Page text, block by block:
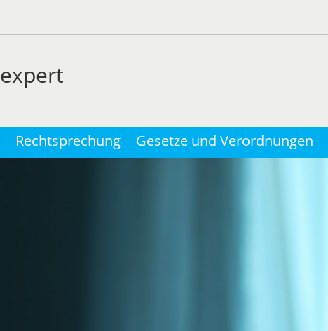
expert
Rechtsprechung Gesetze und Verordnungen